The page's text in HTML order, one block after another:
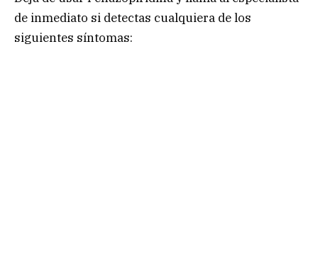
de inmediato si detectas cualquiera de los
siguientes síntomas: